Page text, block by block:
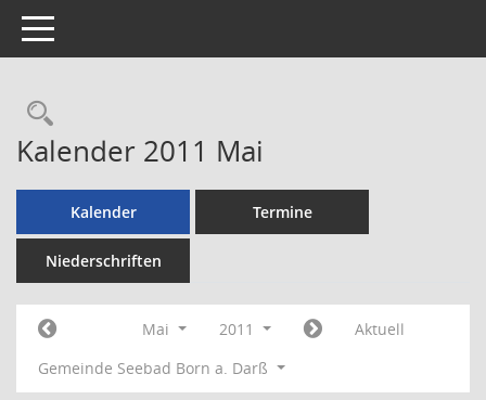
Toggle navigation
Rechercheauswahl
Kalender 2011 Mai
Kalender Termine
Niederschriften
Mai 2011
Aktuell
Gemeinde Seebad Born a. Darß